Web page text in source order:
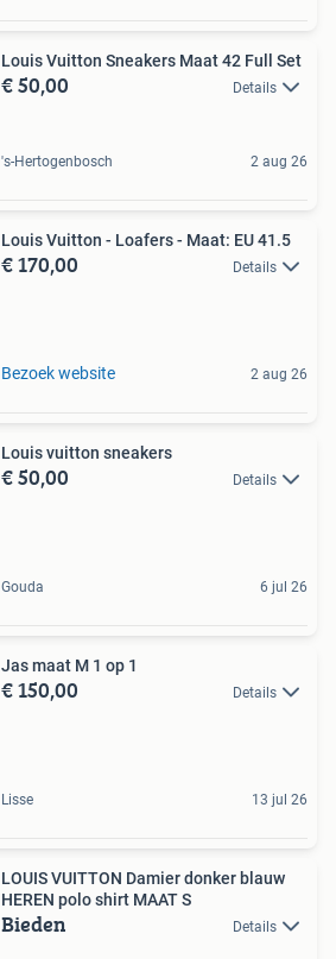
Louis Vuitton Sneakers Maat 42 Full Set
€ 50,00 Details
's-Hertogenbosch 2 aug 26
Louis Vuitton - Loafers - Maat: EU 41.5
€ 170,00 Details
Bezoek website 2 aug 26
Louis vuitton sneakers
€ 50,00 Details
Gouda 6 jul 26
Jas maat M 1 op 1
€ 150,00 Details
Lisse 13 jul 26
LOUIS VUITTON Damier donker blauw
HEREN polo shirt MAAT S
Bieden Details